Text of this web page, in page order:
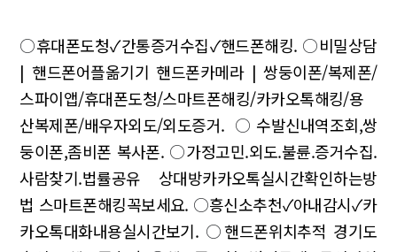
○휴대폰도청✓간통증거수집✓핸드폰해킹. ○비밀상담
| 핸드폰어플옮기기 핸드폰카메라 | 쌍둥이폰/복제폰/
스파이앱/휴대폰도청/스마트폰해킹/카카오톡해킹/용
산복제폰/배우자외도/외도증거. ○ 수발신내역조회,쌍
둥이폰,좀비폰 복사폰. ○가정고민.외도.불륜.증거수집.
사람찾기.법률공유 상대방카카오톡실시간확인하는방
법 스마트폰해킹꼭보세요. ○흥신소추천✓아내감시✓카
카오톡대화내용실시간보기. ○핸드폰위치추적 경기도